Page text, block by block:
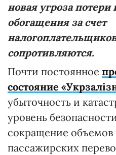
новая угроза потери
обогащения за счет
сопротивляются.
Почти постоянное
состояние
убыточность и
уровень
сокращение объемов
пассажирских